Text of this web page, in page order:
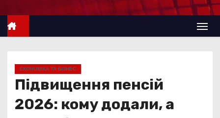
е
ЕКОНОМІКА ТА БІЗНЕС
Підвищення пенсій
2026: кому додали, а